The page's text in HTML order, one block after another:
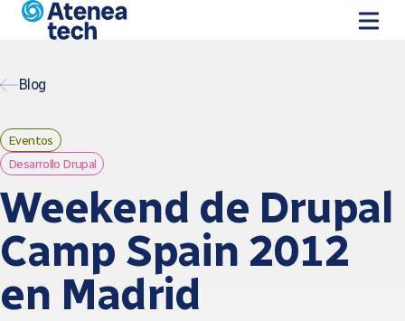
Skip to main content
Blog
Eventos
Desarrollo Drupal
Weekend de Drupal
Camp Spain 2012
en Madrid